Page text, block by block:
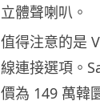
立體聲喇叭。
值得注意的是
線連接選項。
價為 149 萬韓